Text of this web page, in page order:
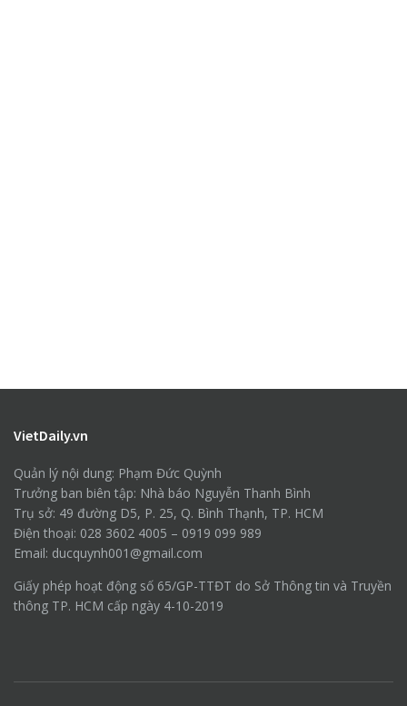
VietDaily.vn
Quản lý nội dung: Phạm Đức Quỳnh
Trưởng ban biên tập: Nhà báo Nguyễn Thanh Bình
Trụ sở: 49 đường D5, P. 25, Q. Bình Thạnh, TP. HCM
Điện thoại: 028 3602 4005 – 0919 099 989
Email: ducquynh001@gmail.com
Giấy phép hoạt động số 65/GP-TTĐT do Sở Thông tin và Truyền
thông TP. HCM cấp ngày 4-10-2019